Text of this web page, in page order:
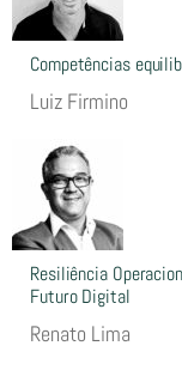
Competências
Luiz Firmino
Resiliência
Futuro Digital
Renato Lima